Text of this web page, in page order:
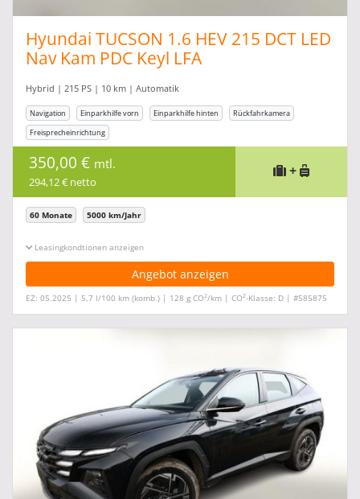
Hyundai TUCSON 1.6 HEV 215 DCT LED
Nav Kam PDC Keyl LFA
Hybrid | 215 PS | 10 km | Automatik
Navigation Einparkhilfe vorn Einparkhilfe hinten
Rückfahrkamera
Freisprecheinrichtung
350,00 € mtl.
294,12 € netto
+
60 Monate 5000 km/Jahr
Leasingkonditionen ein-/ausblenden
Angebot anzeigen
EZ: 05.2025 | 5,7 l/100 km (komb.) | 128 g CO2/km | CO2-Klasse: D | #585875